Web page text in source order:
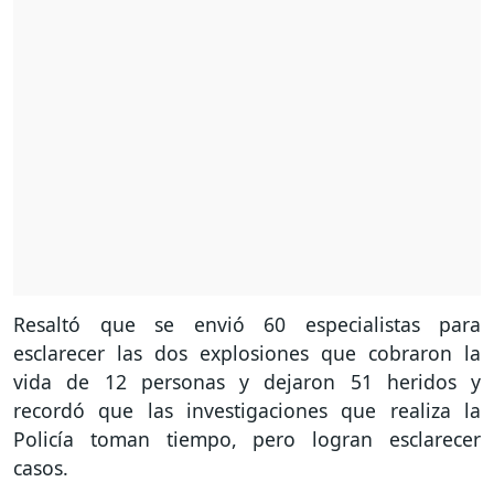
Resaltó que se envió 60 especialistas para
esclarecer las dos explosiones que cobraron la
vida de 12 personas y dejaron 51 heridos y
recordó que las investigaciones que realiza la
Policía toman tiempo, pero logran esclarecer
casos.